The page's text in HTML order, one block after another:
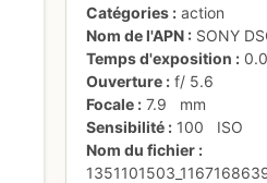
Catégories
action
Nom de l'APN
SONY
Temps d'exposition
Ouverture
f/5.6
Focale
7.9
mm
Sensibilité
100
ISO
Nom du fichier